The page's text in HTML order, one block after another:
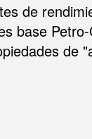
de
base
de